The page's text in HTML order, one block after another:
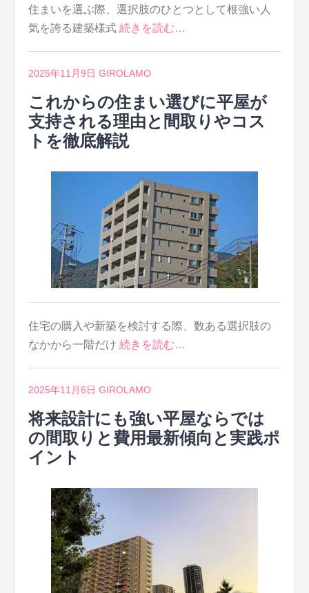
住まいを選ぶ際、選択肢のひとつとして根強い人
気を誇る建築様式 続きを読む…
2025年11月9日 GIROLAMO
これからの住まい選びに平屋が
支持される理由と間取りやコス
トを徹底解説
住宅の購入や新築を検討する際、数ある選択肢の
なかから一階だけ 続きを読む…
2025年11月6日 GIROLAMO
将来設計にも強い平屋ならでは
の間取りと費用最新傾向と実践ポ
イント